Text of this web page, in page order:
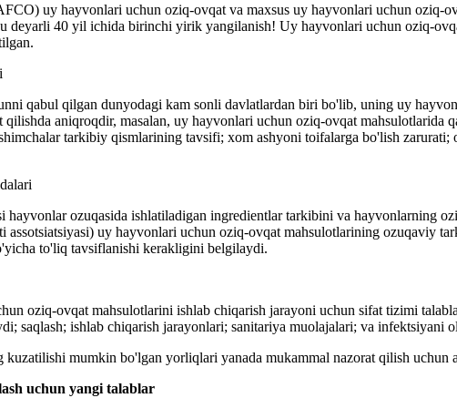
uy hayvonlari uchun oziq-ovqat va maxsus uy hayvonlari uchun
deyarli 40 yil ichida birinchi yirik yangilanish! Uy hayvonlari uchun oziq-
qabul qilgan dunyodagi kam sonli davlatlardan biri bo'lib, uning uy
aniqroqdir, masalan, uy hayvonlari uchun oziq-ovqat mahsulotlarida
tarkibiy qismlarining tavsifi; xom ashyoni toifalarga bo'lish
ozuqasida ishlatiladigan ingredientlar tarkibini va hayvonlarning
uy hayvonlari uchun oziq-ovqat mahsulotlarining ozuqaviy
to'liq tavsiflanishi kerakligini belgilaydi.
oziq-ovqat mahsulotlarini ishlab chiqarish jarayoni uchun sifat tizimi
saqlash; ishlab chiqarish jarayonlari; sanitariya muolajalari; va infektsiyani
mumkin bo'lgan yorliqlari yanada mukammal nazorat qilish uchun
uchun yangi talablar